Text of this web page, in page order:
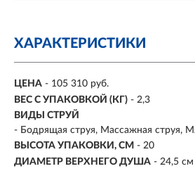
ХАРАКТЕРИСТИКИ
ЦЕНА - 105 310 руб.
ВЕС С УПАКОВКОЙ (КГ) - 2,3
ВИДЫ СТРУЙ
- Бодрящая струя, Массажная струя,
ВЫСОТА УПАКОВКИ, СМ - 20
ДИАМЕТР ВЕРХНЕГО ДУША - 24,5 см